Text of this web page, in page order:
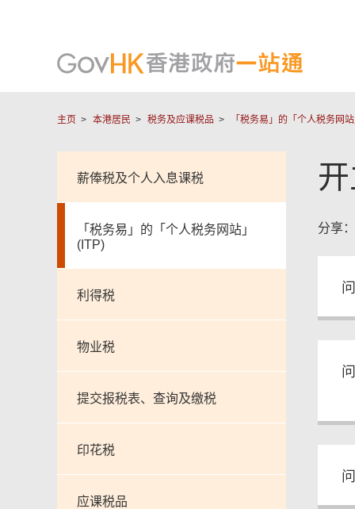
主页 本港居民 税务及应课税品 「税务易」的「个人税务网
薪俸税及个人入息课税
「税务易」的「个人税务网站」
(ITP)
利得税
物业税
提交报税表、查询及缴税
印花税
应课税品
分享：